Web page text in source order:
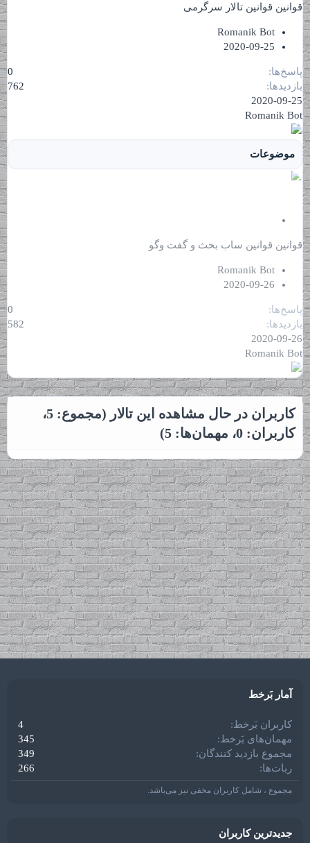
ه قوانین قوانین تالار سرگرمی
Romanik Bot
2020-09-25
پاسخ‌ها
0
بازدیدها
762
2020-09-25
Romanik Bot
موضوعات
قوانین قوانین ساب بحث و گفت‌ وگو
Romanik Bot
2020-09-26
پاسخ‌ها
0
بازدیدها
582
2020-09-26
Romanik Bot
کاربران در حال مشاهده این تالار (مجموع: 5،
کاربران: 0، مهمان‌ها: 5)
آمار بَرخط
کاربران بَرخط
4
مهمان‌های بَرخط
345
مجموع بازدید کنندگان
349
ربات‌ها
266
مجموع ، شامل کاربران مخفی نیز می‌باشد.
جدیدترین کاربران